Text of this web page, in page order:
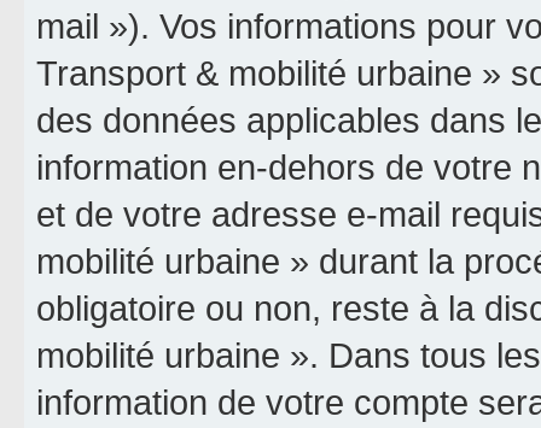
mail »). Vos informations pour
Transport & mobilité urbaine »
des données applicables dans
information en-dehors de votre
et de votre adresse e-mail
mobilité urbaine » durant la
obligatoire ou non, reste à la
mobilité urbaine ». Dans tous
information de votre compte